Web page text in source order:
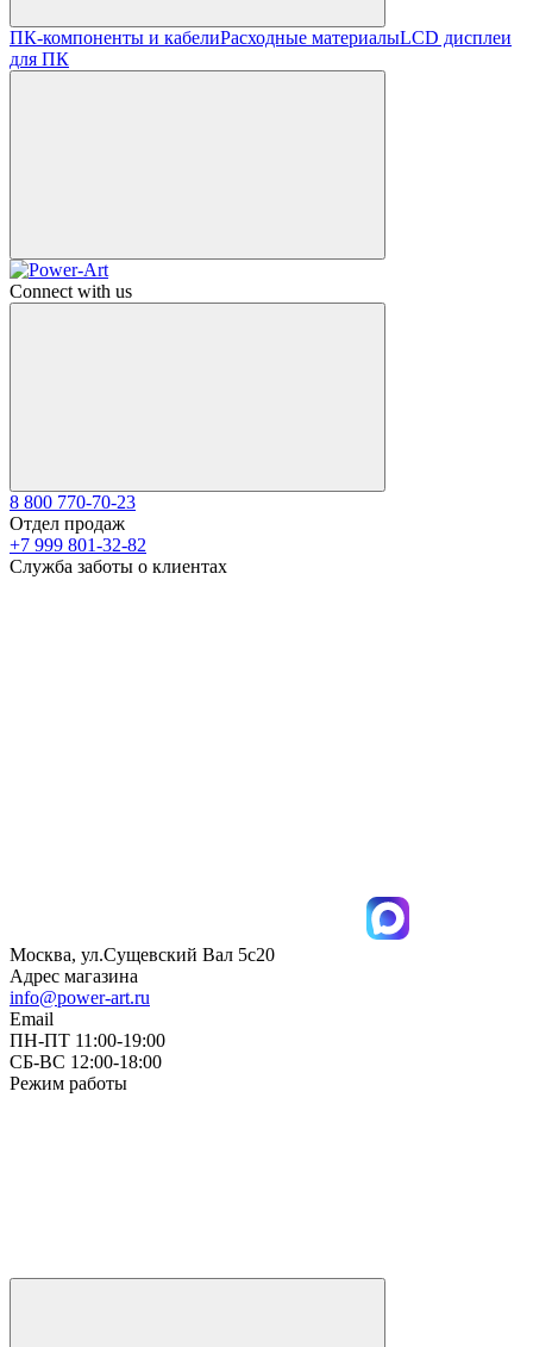
ПК-компоненты и кабелиРасходные материалыLCD дисплеи
для ПК
Connect with us
8 800 770-70-23
Отдел продаж
+7 999 801-32-82
Служба заботы о клиентах
Москва, ул.Сущевский Вал 5с20
Адрес магазина
info@power-art.ru
Email
ПН-ПТ 11:00-19:00
СБ-ВС 12:00-18:00
Режим работы